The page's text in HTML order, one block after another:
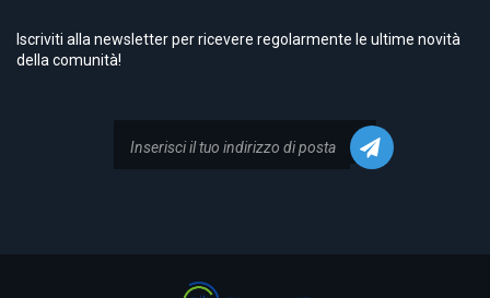
Iscriviti alla newsletter per ricevere regolarmente le ultime novità
della comunità!